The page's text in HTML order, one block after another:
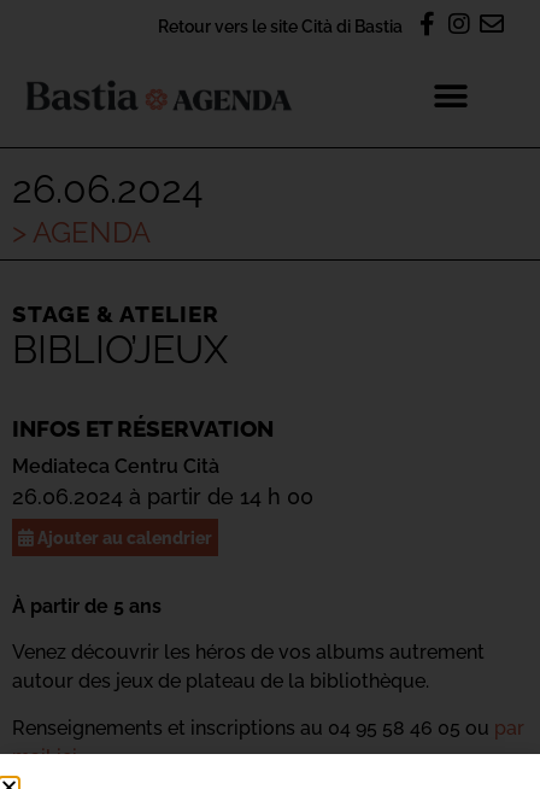
Retour vers le site Cità di Bastia
26.06.2024
> AGENDA
STAGE & ATELIER
BIBLIO’JEUX
INFOS ET RÉSERVATION
Mediateca Centru Cità
26.06.2024 à partir de 14 h 00
Ajouter au calendrier
À partir de 5 ans
Venez découvrir les héros de vos albums autrement
autour des jeux de plateau de la bibliothèque.
Renseignements et inscriptions au 04 95 58 46 05 ou par
mail ici.